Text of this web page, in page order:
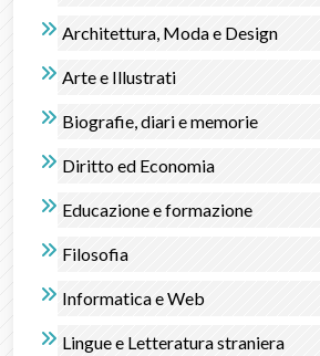
Architettura, Moda e Design
Arte e Illustrati
Biografie, diari e memorie
Diritto ed Economia
Educazione e formazione
Filosofia
Informatica e Web
Lingue e Letteratura straniera